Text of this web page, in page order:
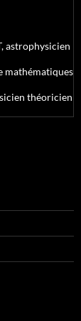
astrophysicien
mathématiques
théoricien